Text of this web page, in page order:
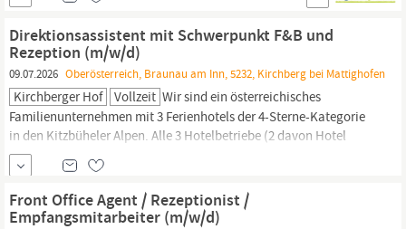
beliebtesten Zahnarztpraxen Wiens auf DocFinder, Google,
Direktionsassistent mit Schwerpunkt F&B und
Rezeption (m/w/d)
09.07.2026 Oberösterreich, Braunau am Inn, 5232, Kirchberg bei Mattighofen
Kirchberger Hof Vollzeit Wir sind ein österreichisches
Familienunternehmen mit 3 Ferienhotels der 4-Sterne-Kategorie
in den Kitzbüheler Alpen. Alle 3 Hotelbetriebe (2 davon Hotel
garnis) befinden sich in Top-Lage in Kirchberg bei Kitzbühel und
offerieren gesamt 200 Betten. Anstellungsart: Vollzeit Aufgaben
Ergebnisverantwortliche Gesamtleitung der ALPEN GLÜCK
HOTELS in Kirchberg bei Kitzbühel...
Front Office Agent / Rezeptionist /
Empfangsmitarbeiter (m/w/d)